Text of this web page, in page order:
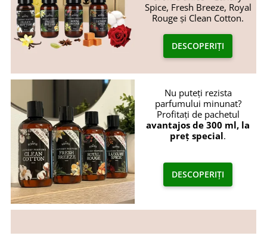
Spice, Fresh Breeze, Royal
Rouge și Clean Cotton.
DESCOPERIȚI
Nu puteți rezista
parfumului minunat?
Profitați de pachetul
avantajos de 300 ml, la
preț special.
DESCOPERIȚI